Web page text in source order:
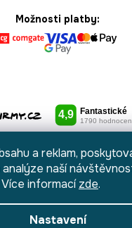
a reklam,
analýze naší
informacízde.
Nastavení
Možnosti platby: